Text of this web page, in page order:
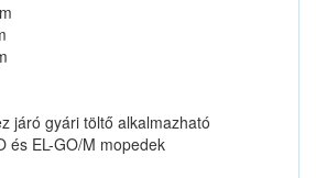
járó gyári töltő alkalmazható
és EL-GO/M mopedek